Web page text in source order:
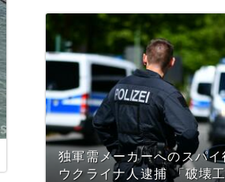
独軍需メーカーへのスパ
ウクライナ人逮捕 「破壊